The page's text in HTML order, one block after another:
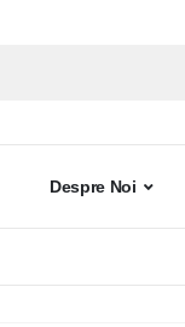
Despre Noi